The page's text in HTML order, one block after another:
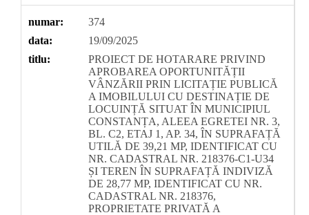
numar:
374
data:
19/09/2025
titlu:
PROIECT DE HOTARARE PRIVIND
APROBAREA OPORTUNITĂȚII
VÂNZĂRII PRIN LICITAȚIE PUBLICĂ
A IMOBILULUI CU DESTINAȚIE DE
LOCUINȚĂ SITUAT ÎN MUNICIPIUL
CONSTANȚA, ALEEA EGRETEI NR. 3,
BL. C2, ETAJ 1, AP. 34, ÎN SUPRAFAȚĂ
UTILĂ DE 39,21 MP, IDENTIFICAT CU
NR. CADASTRAL NR. 218376-C1-U34
ȘI TEREN ÎN SUPRAFAȚĂ INDIVIZĂ
DE 28,77 MP, IDENTIFICAT CU NR.
CADASTRAL NR. 218376,
PROPRIETATE PRIVATĂ A